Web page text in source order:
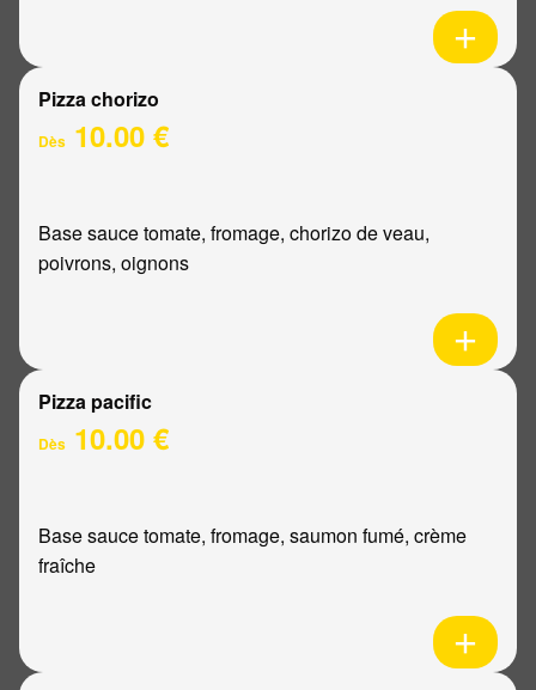
Pizza chorizo
Dès 10.00 €
Base sauce tomate, fromage, chorizo de veau,
poivrons, oignons
Pizza pacific
Dès 10.00 €
Base sauce tomate, fromage, saumon fumé, crème
fraîche